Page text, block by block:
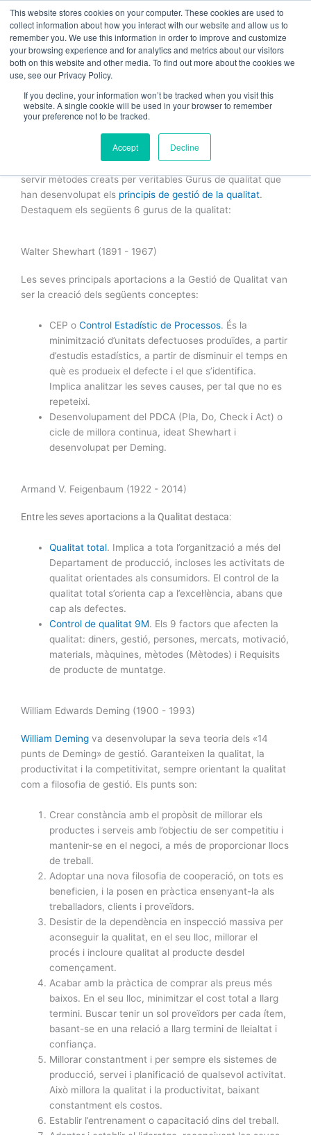
This website stores cookies on your computer. These cookies are used to
collect information about how you interact with our website and allow us to
remember you. We use this information in order to improve and customize
your browsing experience and for analytics and metrics about our visitors
both on this website and other media. To find out more about the cookies we
use, see our Privacy Policy.
If you decline, your information won’t be tracked when you visit this
website. A single cookie will be used in your browser to remember
your preference not to be tracked.
Accept Decline
contingut
6 Gurús de qualitat que cal conèixer
certificat ISO 9001de qualitat, moltes vegades fem
servir mètodes creats per veritables Gurus de qualitat que
han desenvolupat els principis de gestió de la qualitat.
Destaquem els següents 6 gurus de la qualitat:
Walter Shewhart (1891 - 1967)
Les seves principals aportacions a la Gestió de Qualitat van
ser la creació dels següents conceptes:
CEP oControl Estadístic de Processos. És la
minimització d’unitats defectuoses produïdes, a partir
d’estudis estadístics, a partir de disminuir el temps en
què es produeix el defecte i el que s’identifica.
Implica analitzar les seves causes, per tal que no es
repeteixi.
Desenvolupament del PDCA (Pla, Do, Check i Act) o
cicle de millora continua, ideat Shewhart i
desenvolupat per Deming.
Armand V. Feigenbaum (1922 - 2014)
Entre les seves aportacions a la Qualitat destaca:
Qualitat total. Implica a tota l’organització a més del
Departament de producció, incloses les activitats de
qualitat orientades als consumidors. El control de la
qualitat total s’orienta cap a l’excel·lència, abans que
cap als defectes.
Control de qualitat 9M. Els 9 factors que afecten la
qualitat: diners, gestió, persones, mercats, motivació,
materials, màquines, mètodes (Mètodes) i Requisits
de producte de muntatge.
William Edwards Deming (1900 - 1993)
William Deming va desenvolupar la seva teoria dels «14
punts de Deming» de gestió. Garanteixen la qualitat, la
productivitat i la competitivitat, sempre orientant la qualitat
com a filosofia de gestió. Els punts son:
Crear constància amb el propòsit de millorar els
productes i serveis amb l’objectiu de ser competitiu i
mantenir-se en el negoci, a més de proporcionar llocs
de treball.
Adoptar una nova filosofia de cooperació, on tots es
beneficien, i la posen en pràctica ensenyant-la als
treballadors, clients i proveïdors.
Desistir de la dependència en inspecció massiva per
aconseguir la qualitat, en el seu lloc, millorar el
procés i incloure qualitat al producte desdel
començament.
Acabar amb la pràctica de comprar als preus més
baixos. En el seu lloc, minimitzar el cost total a llarg
termini. Buscar tenir un sol proveïdors per cada ítem,
basant-se en una relació a llarg termini de lleialtat i
confiança.
Millorar constantment i per sempre els sistemes de
producció, servei i planificació de qualsevol activitat.
Això millora la qualitat i la productivitat, baixant
constantment els costos.
Establir l’entrenament o capacitació dins del treball.